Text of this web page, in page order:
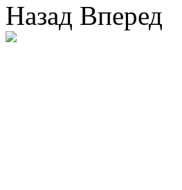
Назад Вперед